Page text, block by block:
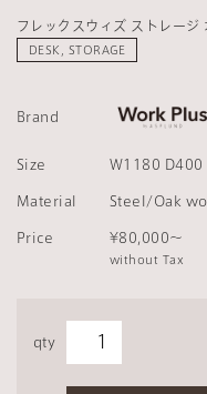
フレックスウィズ ストレー
DESK, STORAGE
Brand
Size W1180 D400
Material Steel/Oak
Price ¥80,000～
without Tax
qty